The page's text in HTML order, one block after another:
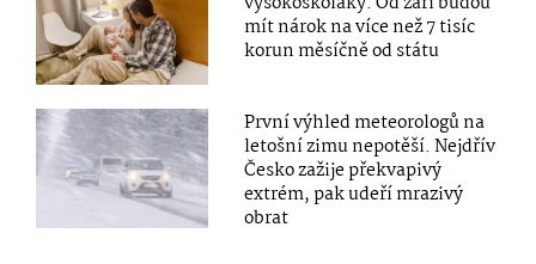
mít nárok na více než 7 tisíc
korun měsíčně od státu
První výhled meteorologů na
letošní zimu nepotěší. Nejdřív
Česko zažije překvapivý
extrém, pak udeří mrazivý
obrat